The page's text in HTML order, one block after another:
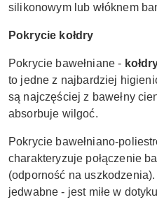
silikonowym lub włóknem
Pokrycie kołdry
Pokrycie bawełniane -
to jedne z najbardziej
są najczęściej z bawełny
absorbuje wilgoć.
Pokrycie bawełniano-
charakteryzuje połączenie
(odporność na
jedwabne - jest miłe w